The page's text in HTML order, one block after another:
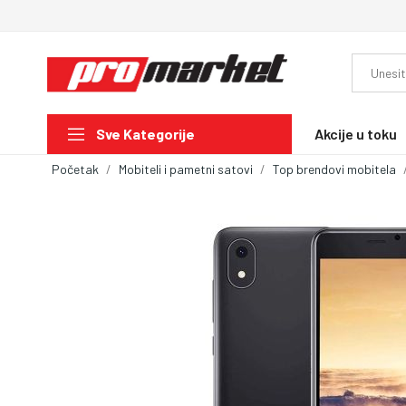
Sve Kategorije Akcije u toku
Početak Mobiteli i pametni satovi Top brendovi mobitela